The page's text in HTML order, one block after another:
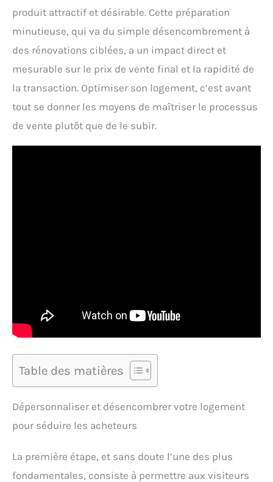
produit attractif et désirable. Cette préparation
minutieuse, qui va du simple désencombrement à
des rénovations ciblées, a un impact direct et
mesurable sur le prix de vente final et la rapidité de
la transaction. Optimiser son logement, c’est avant
tout se donner les moyens de maîtriser le processus
de vente plutôt que de le subir.
Table des matières
Dépersonnaliser et désencombrer votre logement
pour séduire les acheteurs
La première étape, et sans doute l’une des plus
fondamentales, consiste à permettre aux visiteurs